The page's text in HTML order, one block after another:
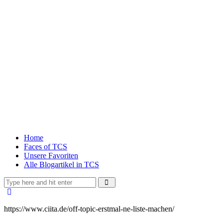
Home
Faces of TCS
Unsere Favoriten
Alle Blogartikel in TCS
https://www.ciita.de/off-topic-erstmal-ne-liste-machen/